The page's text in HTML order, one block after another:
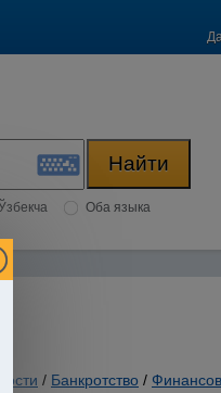
Оба языка
/ Банкротство /